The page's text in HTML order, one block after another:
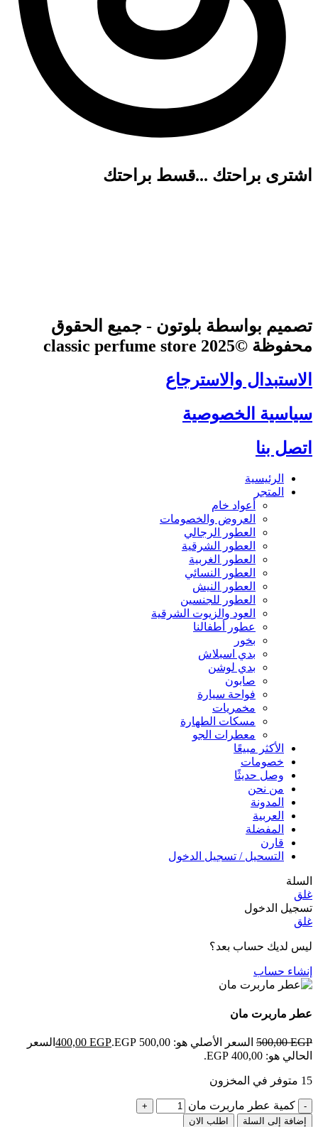
اشترى براحتك ...قسط براحتك
تصميم بواسطة بلوتون - جميع الحقوق
محفوظة ©2025 classic perfume store
الاستبدال والاسترجاع
سياسية الخصوصية
اتصل بنا
الرئيسية
المتجر
أعواد خام
العروض والخصومات
العطور الرجالي
العطور الشرقية
العطور الغربية
العطور النسائي
العطور النيش
العطور للجنسين
العود والزيوت الشرقية
عطور أطفالنا
بخور
بدي اسبلاش
بدي لوشن
صابون
فواحة سيارة
مخمريات
مسكات الطهارة
معطرات الجو
الأكثر مبيعًا
خصومات
وصل حديثًا
من نحن
المدونة
العربية
المفضلة
قارن
التسحيل / تسجيل الدخول
السلة
غلق
تسجيل الدخول
غلق
ليس لديك حساب بعد؟
إنشاء حساب
عطر ماربرت مان
500,00EGP السعر الأصلي هو: 500,00 EGP. 400,00 EGP
السعر
الحالي هو: 400,00 EGP.
15 متوفر في المخزون
كمية عطر ماربرت مان
إضافة إلى السلة اطلب الان